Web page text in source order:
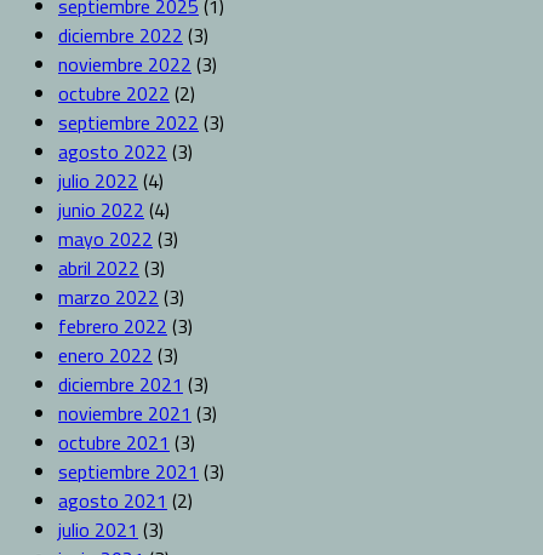
septiembre 2025 (1)
diciembre 2022 (3)
noviembre 2022 (3)
octubre 2022 (2)
septiembre 2022 (3)
agosto 2022 (3)
julio 2022 (4)
junio 2022 (4)
mayo 2022 (3)
abril 2022 (3)
marzo 2022 (3)
febrero 2022 (3)
enero 2022 (3)
diciembre 2021 (3)
noviembre 2021 (3)
octubre 2021 (3)
septiembre 2021 (3)
agosto 2021 (2)
julio 2021 (3)